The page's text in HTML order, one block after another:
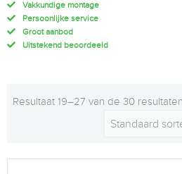
Vakkundige montage
Persoonlijke service
Groot aanbod
Uitstekend beoordeeld
Resultaat 19–27 van de 30